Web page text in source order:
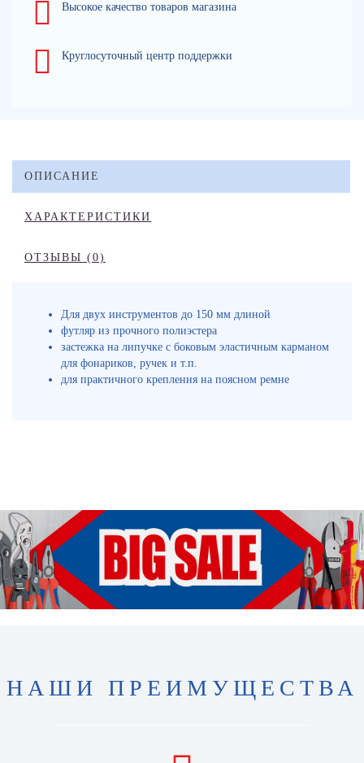
Высокое качество товаров магазина
Круглосуточный центр поддержки
ОПИСАНИЕ
ХАРАКТЕРИСТИКИ
ОТЗЫВЫ (0)
Для двух инструментов до 150 мм длиной
футляр из прочного полиэстера
застежка на липучке с боковым эластичным карманом
для фонариков, ручек и т.п.
для практичного крепления на поясном ремне
НАШИ ПРЕИМУЩЕСТВА